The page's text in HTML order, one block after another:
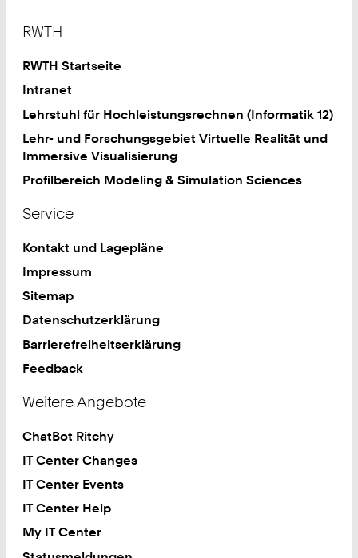
RWTH
RWTH Startseite
Intranet
Lehrstuhl für Hochleistungsrechnen (Informatik 12)
Lehr- und Forschungsgebiet Virtuelle Realität und
Immersive Visualisierung
Profilbereich Modeling & Simulation Sciences
Service
Kontakt und Lagepläne
Impressum
Sitemap
Datenschutzerklärung
Barrierefreiheitserklärung
Feedback
Weitere Angebote
ChatBot Ritchy
IT Center Changes
IT Center Events
IT Center Help
My IT Center